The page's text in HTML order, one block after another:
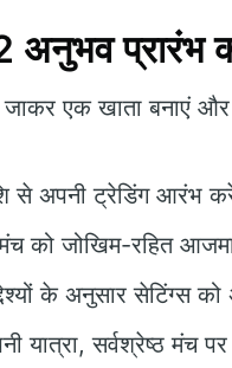
प्रारंभ
जाकर एक खाता बनाएं
से अपनी ट्रेडिंग आरंभ
को जोखिम-रहित
के अनुसार सेटिंग्स
यात्रा, सर्वश्रेष्ठ मंच